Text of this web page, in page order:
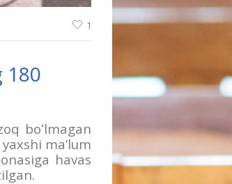
1
180
boʻlmagan
ma’lum
havas